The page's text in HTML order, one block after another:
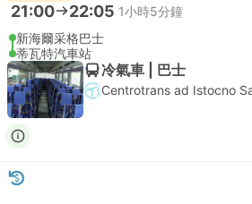
21:00 22:05 1小時5分鐘
新海爾采格巴士
蒂瓦特汽車站
冷氣車 | 巴士
Centrotrans ad Istocno